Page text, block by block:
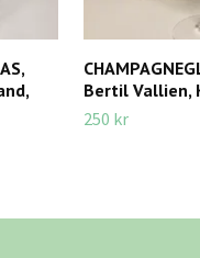
Bertil Vallien,
250 kr